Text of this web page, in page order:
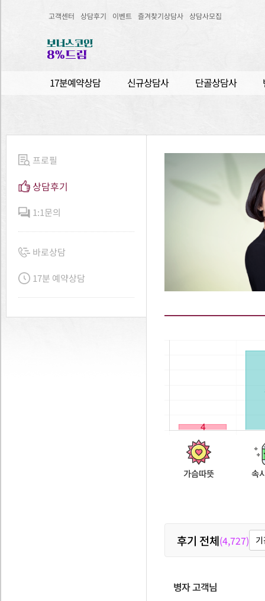
고객센터 상담후기 이벤트 즐겨찾기상담사 상담사모집
17분예약상담 신규상담사 단골상담사
프로필
상담후기
1:1문의
바로상담
17분 예약상담
가슴따뜻 속
후기 전체(4,727)
병자고객님